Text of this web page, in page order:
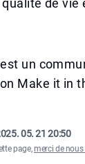
de vie
un
Make it in
05. 21 20:50
page,merci de nous